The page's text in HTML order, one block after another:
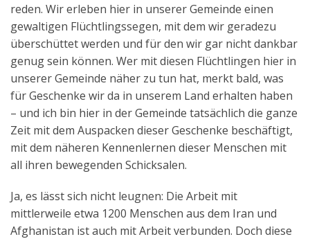
reden. Wir erleben hier in unserer Gemeinde einen
gewaltigen Flüchtlingssegen, mit dem wir geradezu
überschüttet werden und für den wir gar nicht dankbar
genug sein können. Wer mit diesen Flüchtlingen hier in
unserer Gemeinde näher zu tun hat, merkt bald, was
für Geschenke wir da in unserem Land erhalten haben
– und ich bin hier in der Gemeinde tatsächlich die ganze
Zeit mit dem Auspacken dieser Geschenke beschäftigt,
mit dem näheren Kennenlernen dieser Menschen mit
all ihren bewegenden Schicksalen.
Ja, es lässt sich nicht leugnen: Die Arbeit mit
mittlerweile etwa 1200 Menschen aus dem Iran und
Afghanistan ist auch mit Arbeit verbunden. Doch diese